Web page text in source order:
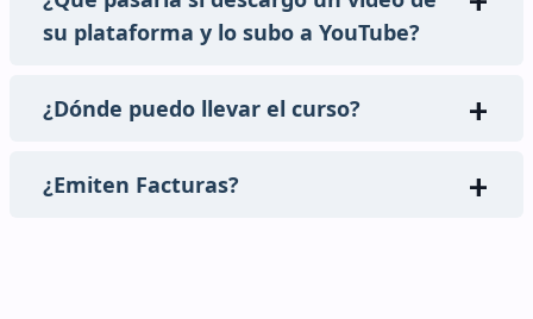
su plataforma y lo subo a YouTube?
¿Dónde puedo llevar el curso?
¿Emiten Facturas?